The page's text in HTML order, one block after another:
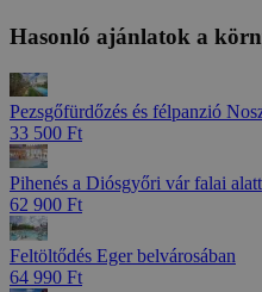
Hasonló ajánlatok a
Pezsgőfürdőzés és félpanzió
33 500 Ft
Pihenés a Diósgyőri vár falai alatt
62 900 Ft
Feltöltődés Eger belvárosában
64 990 Ft